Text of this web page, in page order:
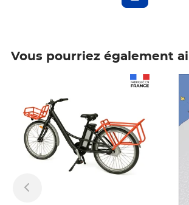
Vous pourriez également
Prix